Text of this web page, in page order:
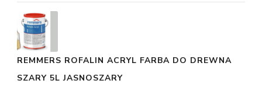
REMMERS ROFALIN ACRYL FARBA DO DREWNA
SZARY 5L JASNOSZARY